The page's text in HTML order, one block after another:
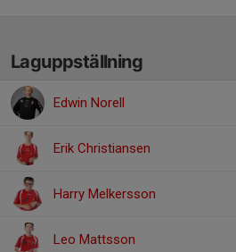
Laguppställning
Edwin Norell
Erik Christiansen
Harry Melkersson
Leo Mattsson